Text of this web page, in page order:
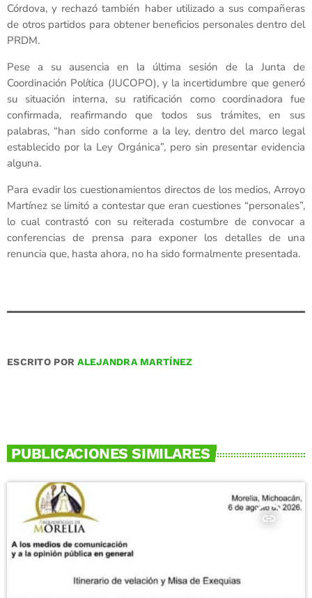
Córdova, y rechazó también haber utilizado a sus compañeras
de otros partidos para obtener beneficios personales dentro del
PRDM.
Pese a su ausencia en la última sesión de la Junta de
Coordinación Política (JUCOPO), y la incertidumbre que generó
su situación interna, su ratificación como coordinadora fue
confirmada, reafirmando que todos sus trámites, en sus
palabras, “han sido conforme a la ley, dentro del marco legal
establecido por la Ley Orgánica”, pero sin presentar evidencia
alguna.
Para evadir los cuestionamientos directos de los medios, Arroyo
Martínez se limitó a contestar que eran cuestiones “personales”,
lo cual contrastó con su reiterada costumbre de convocar a
conferencias de prensa para exponer los detalles de una
renuncia que, hasta ahora, no ha sido formalmente presentada.
ESCRITO PORALEJANDRA MARTÍNEZ
PUBLICACIONES SIMILARES
insert_link